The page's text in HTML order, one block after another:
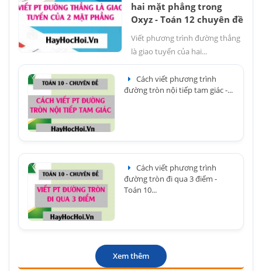
hai mặt phẳng trong
Oxyz - Toán 12 chuyên đề
Viết phương trình đường thẳng
là giao tuyến của hai...
Cách viết phương trình
đường tròn nội tiếp tam giác -...
Cách viết phương trình
đường tròn đi qua 3 điểm -
Toán 10...
Xem thêm